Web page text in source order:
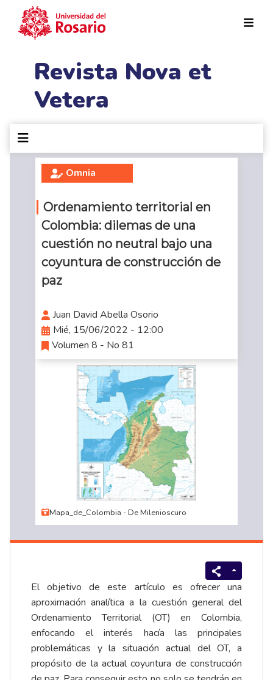
Revista Nova et
Vetera
Omnia
Ordenamiento territorial en
Colombia: dilemas de una
cuestión no neutral bajo una
coyuntura de construcción de
paz
Juan David Abella Osorio
Mié, 15/06/2022 - 12:00
Volumen 8 - No 81
Mapa_de_Colombia - De Milenioscuro
El objetivo de este artículo es ofrecer una
aproximación analítica a la cuestión general del
Ordenamiento Territorial (OT) en Colombia,
enfocando el interés hacía las principales
problemáticas y la situación actual del OT, a
propósito de la actual coyuntura de construcción